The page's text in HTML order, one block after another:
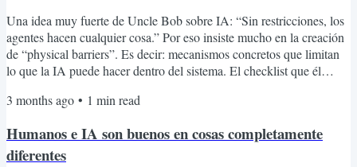
Una idea muy fuerte de Uncle Bob sobre IA: “Sin restricciones, los
agentes hacen cualquier cosa.” Por eso insiste mucho en la creación
de “physical barriers”. Es decir: mecanismos concretos que limitan
lo que la IA puede hacer dentro del sistema. El checklist que él
(los agentes usan los tests para entender el comportamiento esperado
para humanos...
3 months ago • 1 min read
Humanos e IA son buenos en cosas completamente
diferentes